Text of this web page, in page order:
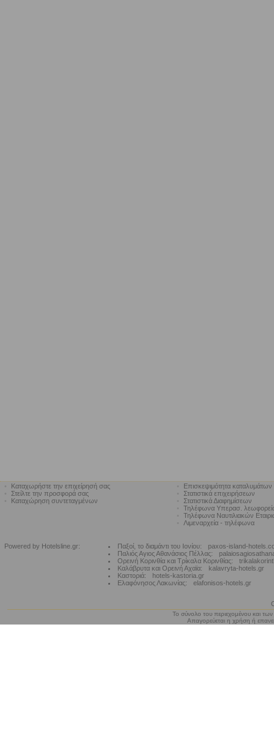
Καταχωρήστε την επιχείρησή σας
Στείλτε την προσφορά σας
Καταχώρηση συντεταγμένων
Επισκεψιμότητα καταλυμάτων
Στατιστικά επιχειρήσεων
Στατιστικά Διαφημίσεων
Τηλέφωνα Υπερασ.
Τηλέφωνα Ναυτιλιακών
Λιμεναρχεία - τηλέφωνα
Powered by Hotelsline.gr: Παξοί, το διαμάντι του Ιονίου:
paxos-island-
Παλιός Αγιος Αθανάσιος Πέλλας:
Ορεινή Κορινθία και Τρίκαλα Κορινθίας:
Καλάβρυτα και Ορεινή Αχαϊα:
kalavryta-hotels.gr
Καστοριά:
hotels-kastoria.gr
Ελαφόνησος Λακωνίας:
elafonisos-hotels.gr
Το σύνολο του περιεχομένου και
Απαγορεύεται η χρήση ή